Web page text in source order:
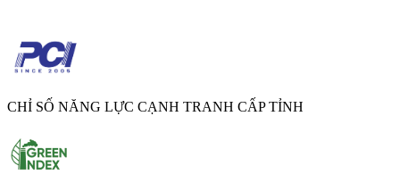
CHỈ SỐ NĂNG LỰC CẠNH TRANH CẤP TỈNH